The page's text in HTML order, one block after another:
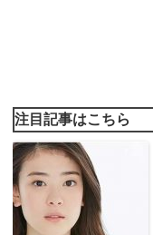
注目記事はこちら